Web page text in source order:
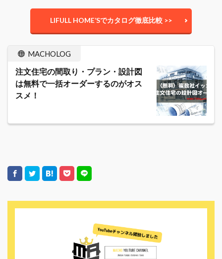
LIFULL HOME’Sでカタログ徹底比較 >>
MACHOLOG
注文住宅の間取り・プラン・設計図
は無料で一括オーダーするのがオス
スメ！